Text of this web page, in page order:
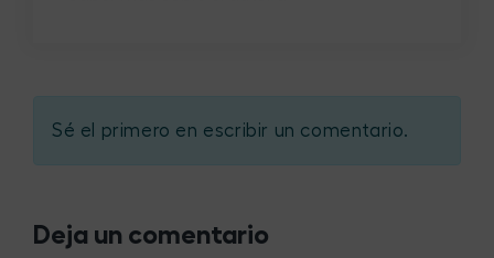
Sé el primero en escribir un comentario.
Deja un comentario